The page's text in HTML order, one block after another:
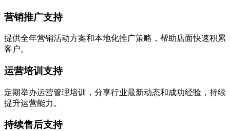
营销推广支持
提供全年营销活动方案和本地化推广策略，帮助店面快速积累
客户。
运营培训支持
定期举办运营管理培训，分享行业最新动态和成功经验，持续
提升运营能力。
持续售后支持